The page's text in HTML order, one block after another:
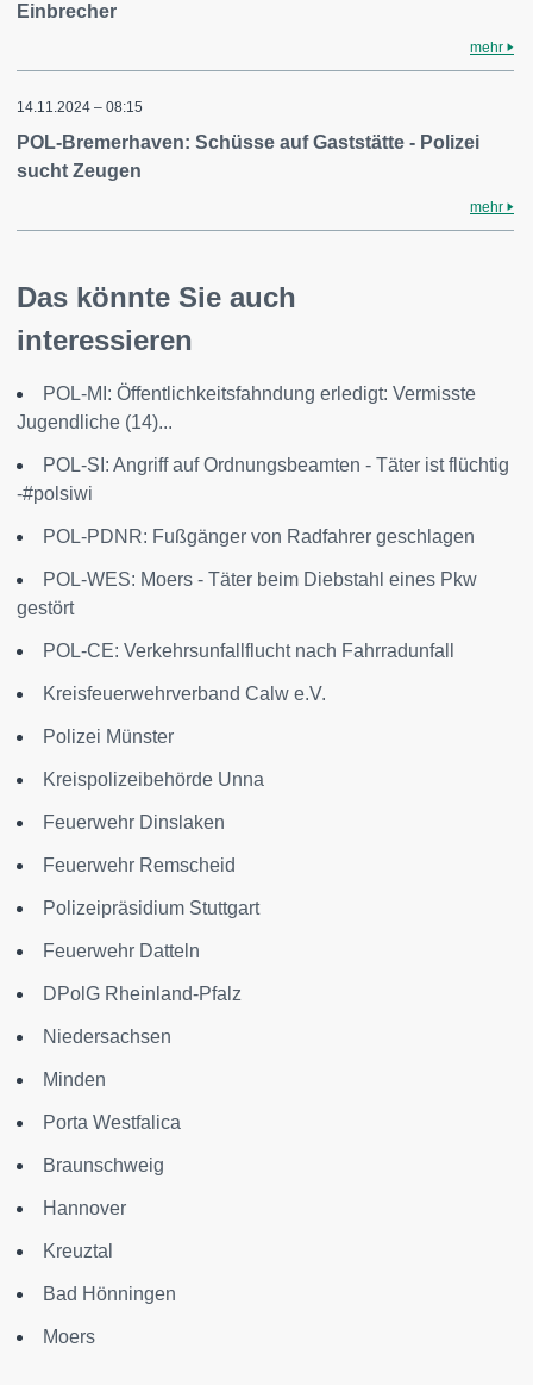
Einbrecher
mehr
14.11.2024 – 08:15
POL-Bremerhaven: Schüsse auf Gaststätte - Polizei
sucht Zeugen
mehr
Das könnte Sie auch
interessieren
POL-MI: Öffentlichkeitsfahndung erledigt: Vermisste
Jugendliche (14)...
POL-SI: Angriff auf Ordnungsbeamten - Täter ist flüchtig
-#polsiwi
POL-PDNR: Fußgänger von Radfahrer geschlagen
POL-WES: Moers - Täter beim Diebstahl eines Pkw
gestört
POL-CE: Verkehrsunfallflucht nach Fahrradunfall
Kreisfeuerwehrverband Calw e.V.
Polizei Münster
Kreispolizeibehörde Unna
Feuerwehr Dinslaken
Feuerwehr Remscheid
Polizeipräsidium Stuttgart
Feuerwehr Datteln
DPolG Rheinland-Pfalz
Niedersachsen
Minden
Porta Westfalica
Braunschweig
Hannover
Kreuztal
Bad Hönningen
Moers